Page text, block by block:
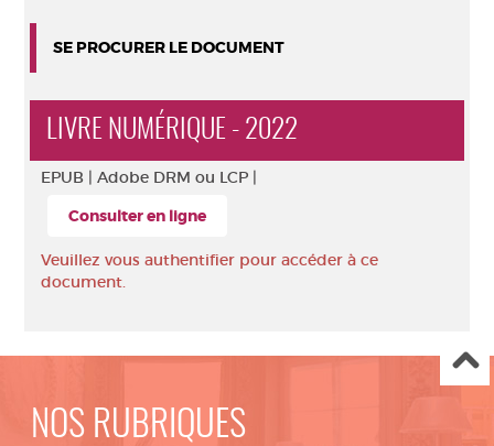
SE PROCURER LE DOCUMENT
LIVRE NUMÉRIQUE - 2022
EPUB | Adobe DRM ou LCP |
Consulter en ligne
Veuillez vous authentifier pour accéder à ce
document.
NOS RUBRIQUES